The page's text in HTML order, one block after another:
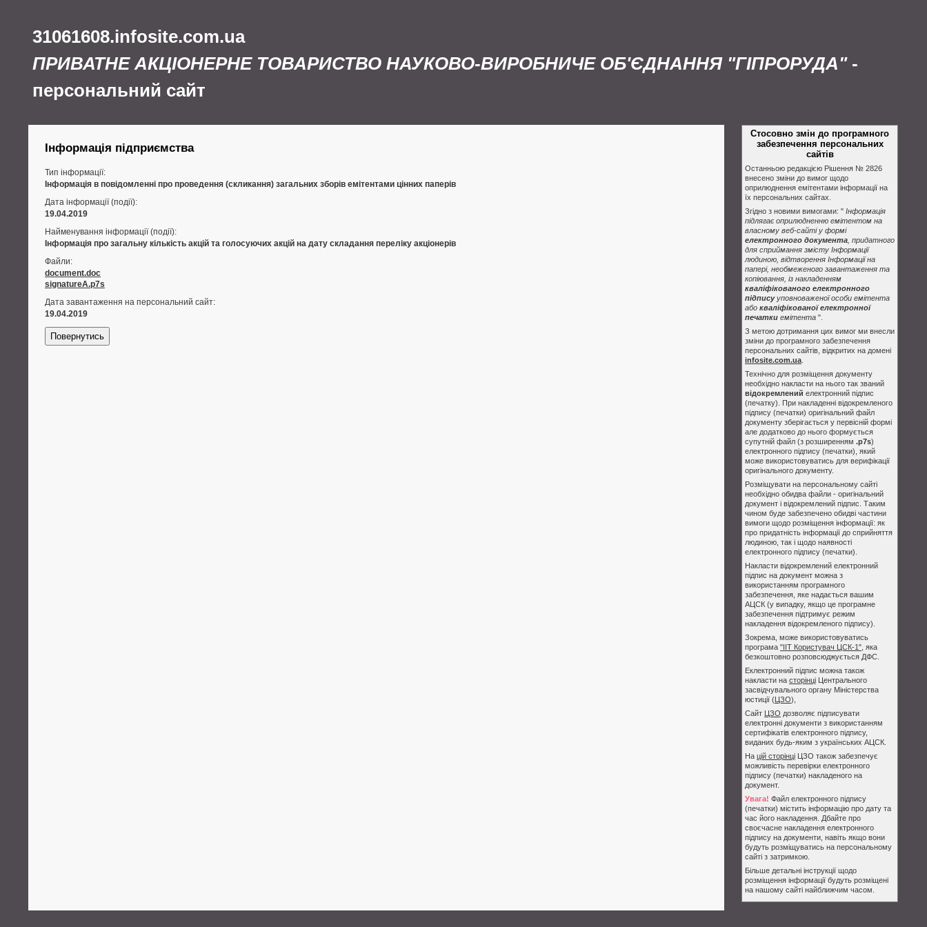
31061608.infosite.com.ua
ПРИВАТНЕ АКЦІОНЕРНЕ ТОВАРИСТВО НАУКОВО-ВИРОБНИЧЕ ОБ'ЄДНАННЯ "ГІПРОРУДА"-
персональний сайт
Інформація підприємства
Тип інформації:
Інформація в повідомленні про проведення (скликання) загальних зборів емітентами цінних паперів
Дата інформації (події):
19.04.2019
Найменування інформації (події):
Інформація про загальну кількість акцій та голосуючих акцій на дату складання переліку акціонерів
Файли:
document.doc
signatureA.p7s
Дата завантаження на персональний сайт:
19.04.2019
Повернутись
Стосовно змін до програмного
забезпечення персональних
сайтів
Останньою редакцією Рішення № 2826
внесено зміни до вимог щодо
оприлюднення емітентами інформації на
їх персональних сайтах.
Згідно з новими вимогами: " Інформація
підлягає оприлюдненню емітентом на
власному веб-сайті у формі
електронного документа , придатного
для сприймання змісту Інформації
людиною, відтворення Інформації на
папері, необмеженого завантаження та
копіювання, із накладенням
кваліфікованого електронного
підписууповноваженої особи емітента
або кваліфікованої електронної
печатки емітента ".
З метою дотримання цих вимог ми внесли
зміни до програмного забезпечення
персональних сайтів, відкритих на домені
infosite.com.ua
Технічно для розміщення документу
необхідно накласти на нього так званий
відокремлений електронний підпис
(печатку). При накладенні відокремленого
підпису (печатки) оригінальний файл
документу зберігається у первісній формі
але додатково до нього формується
супутній файл (з розширенням .p7s)
електронного підпису (печатки), який
може використовуватись для верифікації
оригінального документу.
Розміщувати на персональному сайті
необхідно обидва файли - оригінальний
документ і відокремлений підпис. Таким
чином буде забезпечено обидві частини
вимоги щодо розміщення інформації: як
про придатність інформації до сприйняття
людиною, так і щодо наявності
електронного підпису (печатки).
Накласти відокремлений електронний
підпис на документ можна з
використанням програмного
забезпечення, яке надається вашим
АЦСК (у випадку, якщо це програмне
забезпечення підтримує режим
накладення відокремленого підпису).
Зокрема, може використовуватись
програма "ІІТ Користувач ЦСК-1" , яка
безкоштовно розповсюджується ДФС.
Еклектронний підпис можна також
накласти на сторінці Центрального
засвідчувального органу Міністерства
юстиції (ЦЗО),
Сайт ЦЗО дозволяє підписувати
електронні документи з використанням
сертифікатів електронного підпису,
виданих будь-яким з українських АЦСК.
На цій сторінці ЦЗО також забезпечує
можливість перевірки електронного
підпису (печатки) накладеного на
документ.
Увага! Файл електронного підпису
(печатки) містить інформацію про дату та
час його накладення. Дбайте про
своєчасне накладення електронного
підпису на документи, навіть якщо вони
будуть розміщуватись на персональному
сайті з затримкою.
Більше детальні інструкції щодо
розміщення інформації будуть розміщені
на нашому сайті найближчим часом.